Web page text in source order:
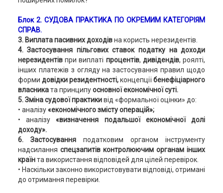
Блок 2. СУДОВА ПРАКТИКА ПО ОКРЕМИМ КАТЕГОРІЯМ
СПРАВ.
3. Виплата пасивних доходівна користь нерезидентів.
4. Застосування пільгових ставок податку на доходи
нерезидентівпри виплаті процентів, дивідендів, роялті,
інших платежів з огляду на застосування правил щодо
форми довідки резидентності,концепціїбенефіціарного
власниката принципуосновної економічної суті.
5. Зміна судової практикивід «формальної оцінки» до:
• аналізу«економічного змісту операцій»;
• аналізу«визначення подальшої економічної долі
доходу».
6. Застосування податковим органом інструменту
надсилання спецзапитів контролюючим органам інших
країнта використання відповідей для цілей перевірок.
• Наскільки законно використовувати відповіді, отримані
до отримання перевірки.